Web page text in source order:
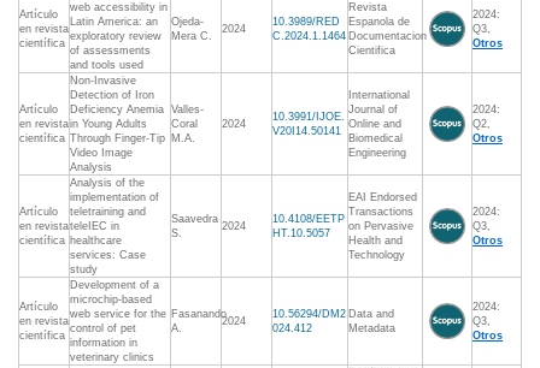
Artículo
en revista
científica
web accessibility in
Latin America: an
exploratory review
of assessments
and tools used
Ojeda-
Mera C.
2024
10.3989/RED
C.2024.1.1464
Revista
Espanola de
Documentacion
Cientifica
2024:
Q3,
Otros
Artículo
en revista
científica
Non-Invasive
Detection of Iron
Deficiency Anemia
in Young Adults
Through Finger-Tip
Video Image
Analysis
Valles-
Coral
M.A.
2024
10.3991/IJOE.
V20I14.50141
International
Journal of
Online and
Biomedical
Engineering
2024:
Q2,
Otros
Artículo
en revista
científica
Analysis of the
implementation of
teletraining and
teleIEC in
healthcare
services: Case
study
Saavedra
S.
2024
10.4108/EETP
HT.10.5057
EAI Endorsed
Transactions
on Pervasive
Health and
Technology
2024:
Q3,
Otros
Artículo
en revista
científica
Development of a
microchip-based
web service for the
control of pet
information in
veterinary clinics
Fasanando
A.
2024
10.56294/DM2
024.412
Data and
Metadata
2024:
Q3,
Otros